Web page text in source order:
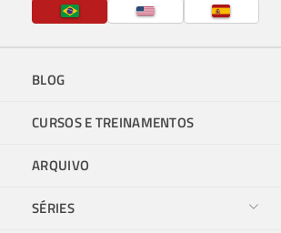
BLOG
CURSOS E TREINAMENTOS
ARQUIVO
SÉRIES